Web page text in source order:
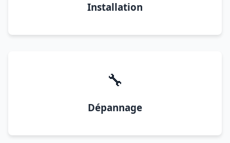
Installation
🔧
Dépannage